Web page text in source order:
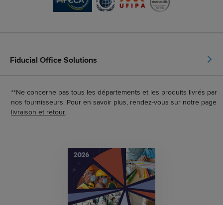
Fiducial Office Solutions
**Ne concerne pas tous les départements et les produits livrés par
nos fournisseurs. Pour en savoir plus, rendez-vous sur notre page
livraison et retour.